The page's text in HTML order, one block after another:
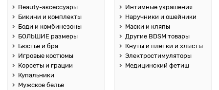
Beauty-аксессуары
Бикини и комплекты
Боди и комбинезоны
БОЛЬШИЕ размеры
Бюстье и бра
Игровые костюмы
Корсеты и грации
Купальники
Мужское белье
Интимные украшения
Наручники и ошейники
Маски и кляпы
Другие BDSM товары
Кнуты и плётки и хлысты
Электростимуляторы
Медицинский фетиш